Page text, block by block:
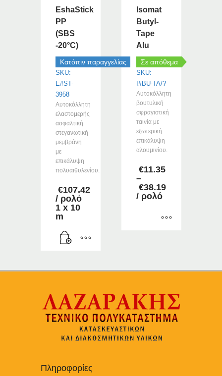
επιλεγούν
σελίδα
προϊόντος
EshaStick
PP
(SBS
-20°C)
Κατόπιν παραγγελίας
SKU:
E#ST-
3958
Αυτοκόλλητη
ελαστομερής
ασφαλτική
στεγανωτική
μεμβράνη
με
επικάλυψη
πολυαιθυλενίου.
€107.42
/ ρολό
1 x 10
m
Isomat
Butyl-
Tape
Alu
Σε απόθεμα
SKU:
I#BU-TA/?
Αυτοκόλλητη
βουτυλική
σφραγιστική
ταινία με
εξωτερική
επικάλυψη
αλουμινίου.
€11.35
–
€38.19
Price
€11.35
/ ρολό
Οι
επιλογές
μπορούν
να
Πληροφορίες